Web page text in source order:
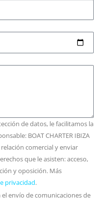
de datos, le facilitamos la
BOAT CHARTER IBIZA
comercial y enviar
que le asisten: acceso,
y oposición. Más
privacidad.
envío de comunicaciones de